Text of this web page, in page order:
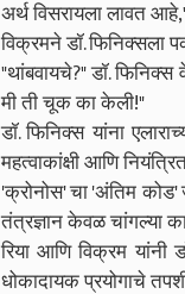
अर्थ विसरायला लावत
विक्रमने डॉ. फिनिक्सला
"थांबवायचे?" डॉ.
मी ती चूक का केली!"
डॉ. फिनिक्स यांना
महत्वाकांक्षी आणि
'क्रोनोस' चा 'अंतिम कोड'
तंत्रज्ञान केवळ चांगल्या
रिया आणि विक्रम यांनी
धोकादायक प्रयोगाचे